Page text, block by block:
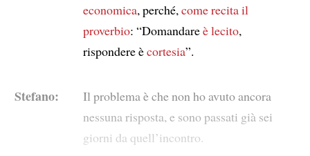
economica, perché, come recita il
proverbio: “Domandareè lecito,
rispondere ècortesia”.
Stefano:
Il problema è che non ho avuto ancora
nessuna risposta, e sono passati già sei
giorni da quell’incontro.